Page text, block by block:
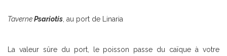
TavernePsariotis, au port de Linaria
La valeur sûre du port, le poisson passe du caïque à votre